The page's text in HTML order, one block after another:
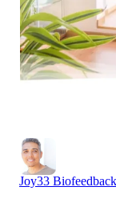
Joy33 Biofeedback